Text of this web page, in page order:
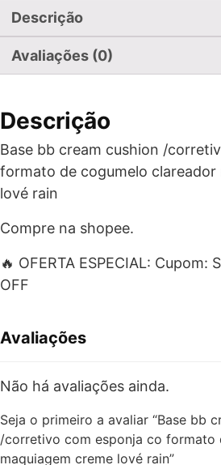
Descrição
Avaliações (0)
Descrição
Base bb cream cushion /
formato de cogumelo clareador
lové rain
Compre na shopee.
🔥 OFERTA ESPECIAL: Cupom:
OFF
Avaliações
Não há avaliações ainda.
Seja o primeiro a avaliar “Base bb
/corretivo com esponja co formato
maquiagem creme lové rain”